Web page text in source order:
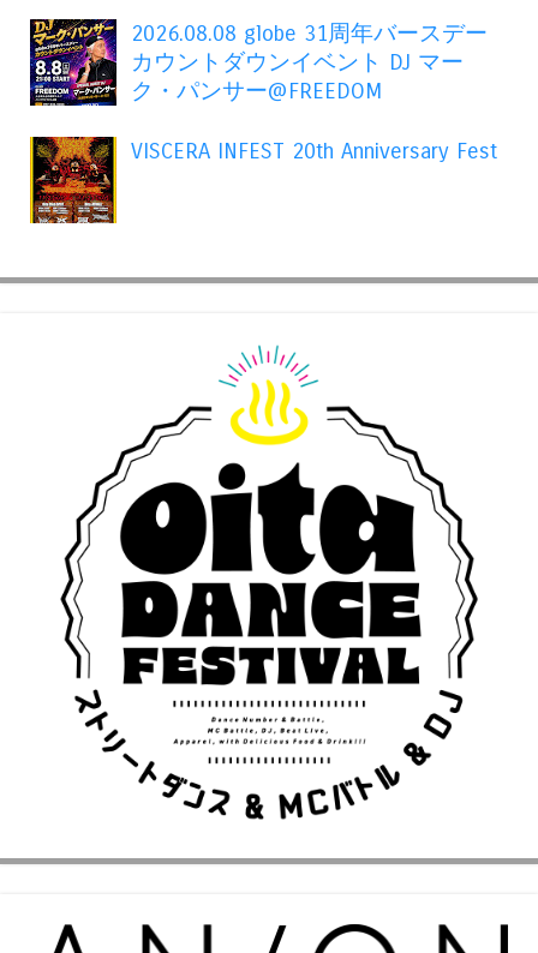
2026.08.08 globe 31周年バースデー
カウントダウンイベント DJ マー
ク・パンサー@FREEDOM
VISCERA INFEST 20th Anniversary Fest